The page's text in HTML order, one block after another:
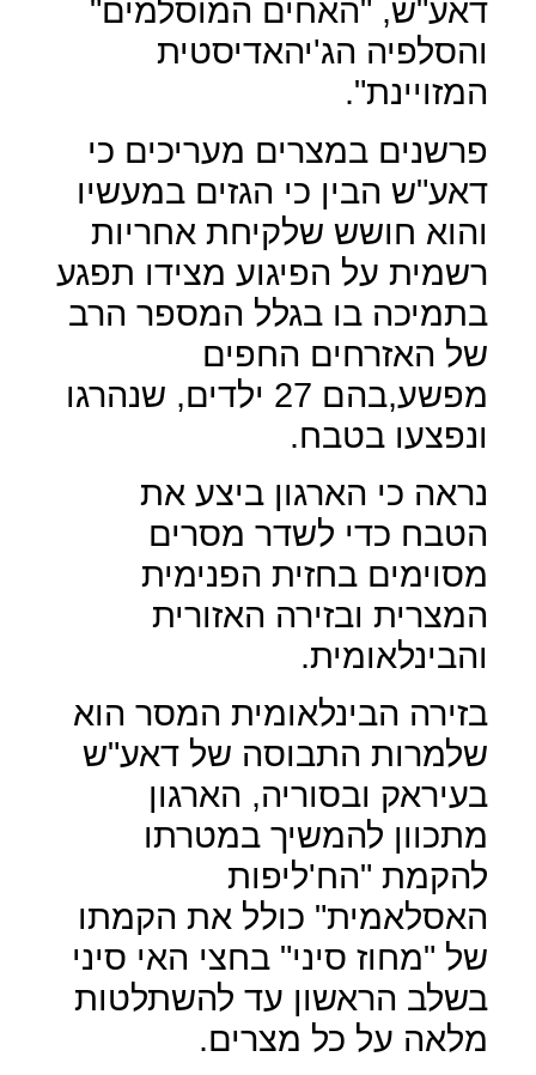
דאע"ש, "האחים המוסלמים"
והסלפיה הג'יהאדיסטית
המזויינת".
פרשנים במצרים מעריכים כי
דאע"ש הבין כי הגזים במעשיו
והוא חושש שלקיחת אחריות
רשמית על הפיגוע מצידו תפגע
בתמיכה בו בגלל המספר הרב
של האזרחים החפים
מפשע,בהם 27 ילדים, שנהרגו
ונפצעו בטבח.
נראה כי הארגון ביצע את
הטבח כדי לשדר מסרים
מסוימים בחזית הפנימית
המצרית ובזירה האזורית
והבינלאומית.
בזירה הבינלאומית המסר הוא
שלמרות התבוסה של דאע"ש
בעיראק ובסוריה, הארגון
מתכוון להמשיך במטרתו
להקמת "הח'ליפות
האסלאמית" כולל את הקמתו
של "מחוז סיני" בחצי האי סיני
בשלב הראשון עד להשתלטות
מלאה על כל מצרים.